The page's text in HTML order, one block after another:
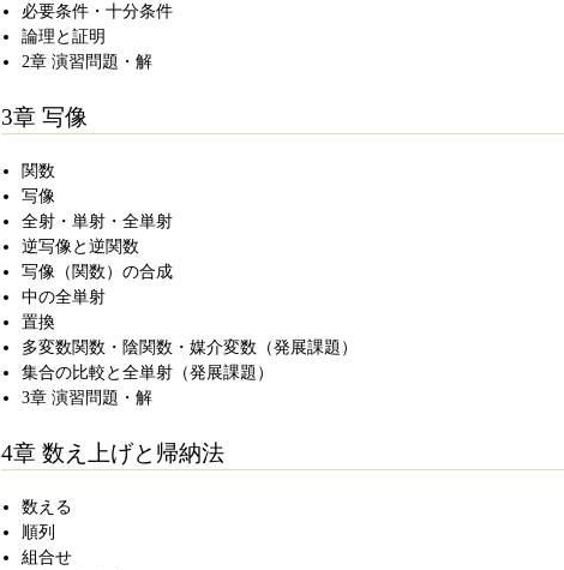
必要条件・十分条件
論理と証明
2章 演習問題・解
3章 写像
関数
写像
全射・単射・全単射
逆写像と逆関数
写像（関数）の合成
中の全単射
置換
多変数関数・陰関数・媒介変数（発展課題）
集合の比較と全単射（発展課題）
3章 演習問題・解
4章 数え上げと帰納法
数える
順列
組合せ